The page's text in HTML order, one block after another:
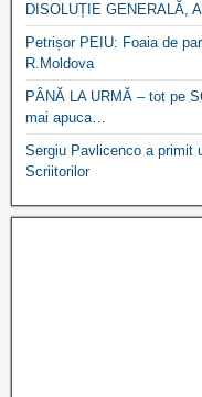
DISOLUȚIE
Petrișor PEIU: Foaia de
R.Moldova
PÂNĂ LA URMĂ – tot pe
mai apuca…
Sergiu Pavlicenco a primit
Scriitorilor